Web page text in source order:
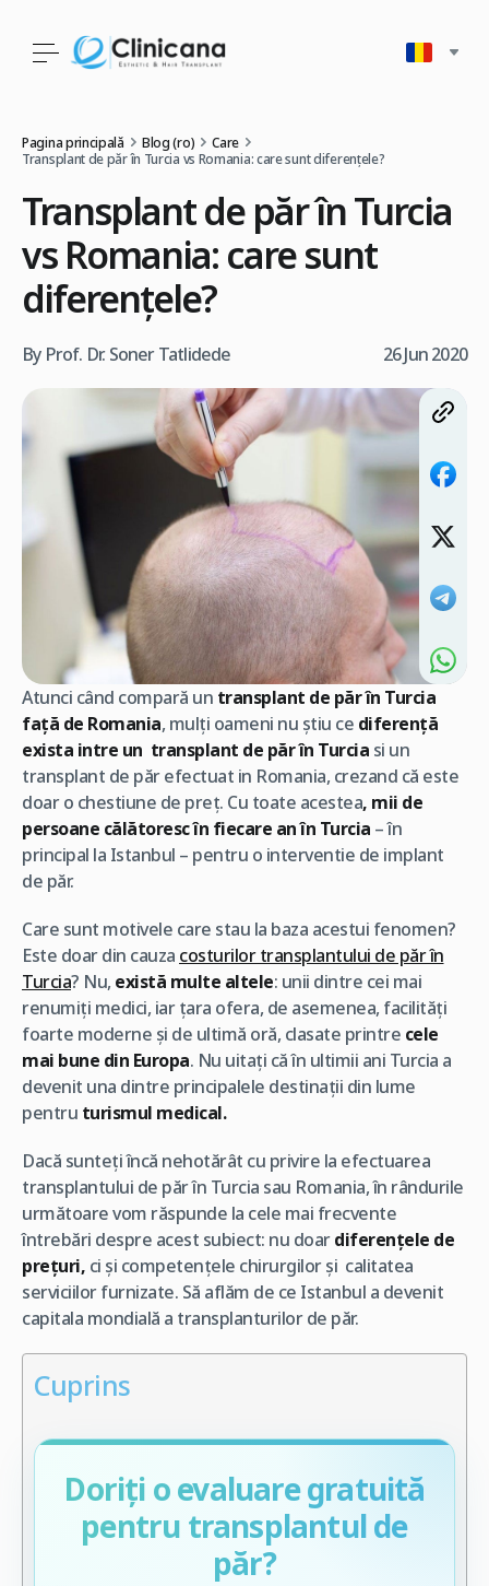
Pagina principală Blog (ro)
Care
Transplant de păr în Turcia vs Romania: care sunt diferențele?
Transplant de păr în Turcia
vs Romania: care sunt
diferențele?
By Prof. Dr. Soner Tatlidede 26 Jun 2020
Atunci când compară un transplant de păr în Turcia
față de Romania, mulți oameni nu știu ce diferență
exista intre un transplant de păr în Turcia si un
transplant de păr efectuat in Romania, crezand că este
doar o chestiune de preț. Cu toate acestea, mii de
persoane călătoresc în fiecare an în Turcia – în
principal la Istanbul – pentru o interventie de implant
de păr.
Care sunt motivele care stau la baza acestui fenomen?
Este doar din cauza costurilor transplantului de păr în
Turcia? Nu, există multe altele: unii dintre cei mai
renumiți medici, iar țara ofera, de asemenea, facilități
foarte moderne și de ultimă oră, clasate printre cele
mai bune din Europa. Nu uitați că în ultimii ani Turcia a
devenit una dintre principalele destinații din lume
pentru turismul medical.
Dacă sunteți încă nehotărât cu privire la efectuarea
transplantului de păr în Turcia sau Romania, în rândurile
următoare vom răspunde la cele mai frecvente
întrebări despre acest subiect: nu doardiferențele de
prețuri, ci și competențele chirurgilor și calitatea
serviciilor furnizate. Să aflăm de ce Istanbul a devenit
capitala mondială a transplanturilor de păr.
Cuprins
Doriți o evaluare gratuită
pentru transplantul de
păr?